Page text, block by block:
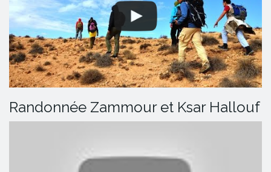
Randonnée Zammour et Ksar Hallouf